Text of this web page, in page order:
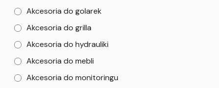
Akcesoria do golarek
Akcesoria do grilla
Akcesoria do hydrauliki
Akcesoria do mebli
Akcesoria do monitoringu